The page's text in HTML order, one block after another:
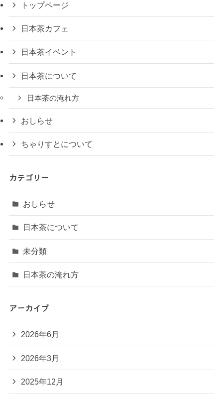
トップページ
日本茶カフェ
日本茶イベント
日本茶について
日本茶の淹れ方
おしらせ
ちゃりすとについて
カテゴリー
おしらせ
日本茶について
未分類
日本茶の淹れ方
アーカイブ
2026年6月
2026年3月
2025年12月